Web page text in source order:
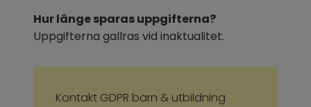
Hur länge sparas uppgifterna?
Uppgifterna gallras vid inaktualitet.
Kontakt GDPR barn & utbildning